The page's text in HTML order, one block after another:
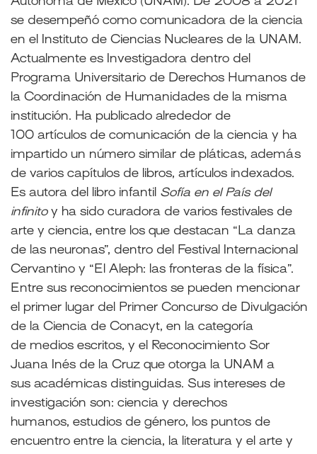
se desempeñó como comunicadora de la ciencia
en el Instituto de Ciencias Nucleares de la UNAM.
Actualmente es Investigadora dentro del
Programa Universitario de Derechos Humanos de
la Coordinación de Humanidades de la misma
institución. Ha publicado alrededor de
100 artículos de comunicación de la ciencia y ha
impartido un número similar de pláticas, además
de varios capítulos de libros, artículos indexados.
Es autora del libro infantil Sofía en el País del
infinitoy ha sido curadora de varios festivales de
arte y ciencia, entre los que destacan “La danza
de las neuronas”, dentro del Festival Internacional
Cervantino y “El Aleph: las fronteras de la física”.
Entre sus reconocimientos se pueden mencionar
el primer lugar del Primer Concurso de Divulgación
de la Ciencia de Conacyt, en la categoría
de medios escritos, y el Reconocimiento Sor
Juana Inés de la Cruz que otorga la UNAM a
sus académicas distinguidas. Sus intereses de
investigación son: ciencia y derechos
humanos, estudios de género, los puntos de
encuentro entre la ciencia, la literatura y el arte y